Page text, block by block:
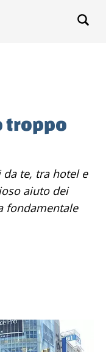
troppo
aiuto dei
fondamentale